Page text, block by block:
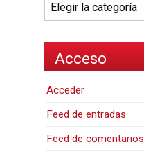
Acceso
Acceder
Feed de entradas
Feed de comentarios